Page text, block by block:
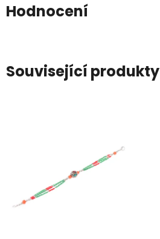
Hodnocení
Související produkty